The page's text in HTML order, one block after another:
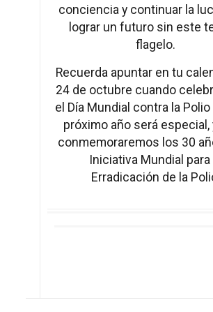
conciencia y continuar la
lograr un futuro sin este
flagelo.
Recuerda apuntar en tu
24 de octubre cuando
el Día Mundial contra la Polio
próximo año será especial,
conmemoraremos los 30
Iniciativa Mundial para
Erradicación de la